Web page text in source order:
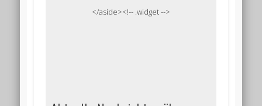
</aside><!-- .widget -->